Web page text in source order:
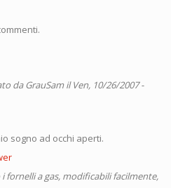
daGrauSamil Ven, 10/26/2007 -
sogno ad occhi aperti.
fornelli a gas, modificabili facilmente,